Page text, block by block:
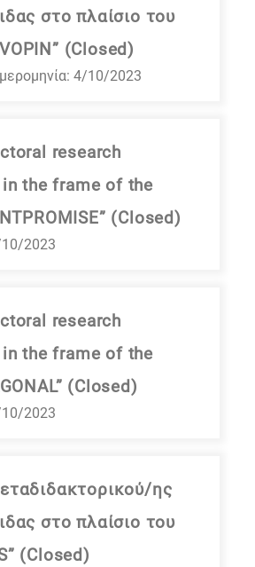
στο πλαίσιο του
(Closed)
4/10/2023
research
the frame of the
(Closed)
2023
research
the frame of the
(Closed)
2023
ης
στο πλαίσιο του
(Closed)